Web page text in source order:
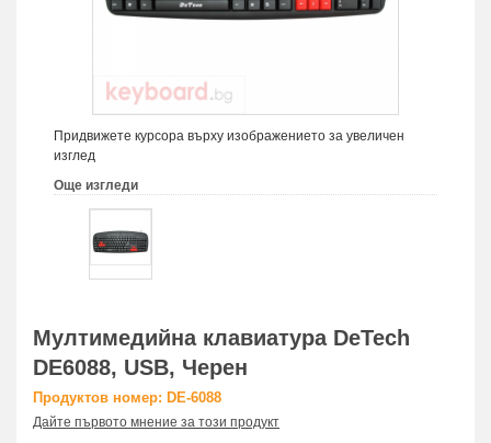
Придвижете курсора върху изображението за увеличен
изглед
Още изгледи
Мултимедийна клавиатура DeTech
DE6088, USB, Черен
Продуктов номер: DE-6088
Дайте първото мнение за този продукт